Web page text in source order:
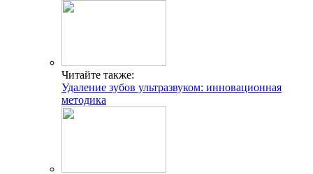
Читайте также:
Удаление зубов ультразвуком: инновационная
методика